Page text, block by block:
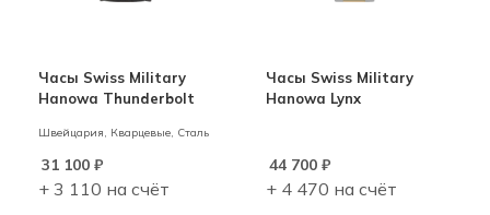
Часы Swiss Military
Hanowa Thunderbolt
Швейцария, Кварцевые, Сталь
31 100 ₽
+ 3 110 на счёт
Часы Swiss Military
Hanowa Lynx
44 700₽
+ 4 470 на счёт